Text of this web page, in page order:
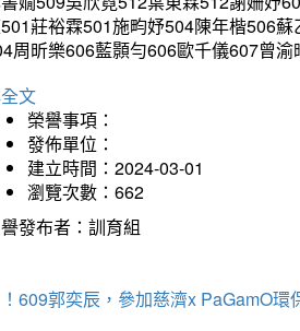
莊裕霖501施畇妤504陳年楷506
周昕樂606藍顥勻606歐千儀607曾
文
榮譽事項：
發佈單位：
建立時間：2024-03-01
瀏覽次數：662
發布者：訓育組
609郭奕辰，參加慈濟x PaGamO